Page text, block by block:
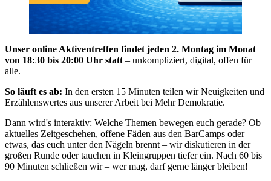
Unser online Aktiventreffen findet jeden 2. Montag im Monat
von 18:30 bis 20:00 Uhr statt – unkompliziert, digital, offen für
alle.
So läuft es ab: In den ersten 15 Minuten teilen wir Neuigkeiten und
Erzählenswertes aus unserer Arbeit bei Mehr Demokratie.
Dann wird's interaktiv: Welche Themen bewegen euch gerade? Ob
aktuelles Zeitgeschehen, offene Fäden aus den BarCamps oder
etwas, das euch unter den Nägeln brennt – wir diskutieren in der
großen Runde oder tauchen in Kleingruppen tiefer ein. Nach 60 bis
90 Minuten schließen wir – wer mag, darf gerne länger bleiben!